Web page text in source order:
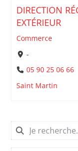
DIRECTION
EXTÉRIEUR
Commerce
-
05 90 25 06 66
Saint Martin